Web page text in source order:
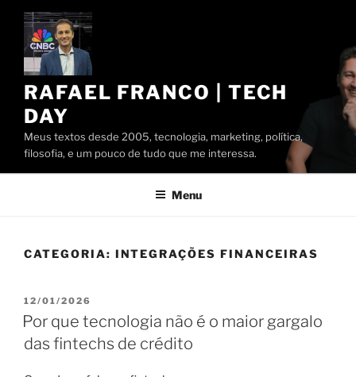
Pular
conteúdo
RAFAEL FRANCO | TECH
DAY
Meus textos desde 2005, tecnologia, marketing, política,
filosofia, e um pouco de tudo que me interessa.
Menu
CATEGORIA: INTEGRAÇÕES FINANCEIRAS
PUBLICADO
EM
12/01/2026
Por que tecnologia não é o maior gargalo
das fintechs de crédito